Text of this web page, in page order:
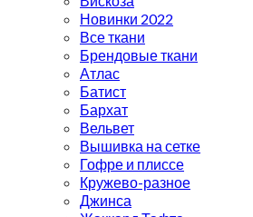
Новинки 2022
Все ткани
Брендовые ткани
Атлас
Батист
Бархат
Вельвет
Вышивка на сетке
Гофре и плиссе
Кружево-разное
Джинса